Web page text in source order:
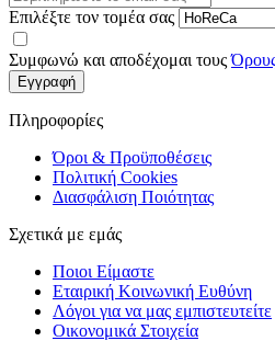
Επιλέξτε τον τομέα σας
Συμφωνώ και αποδέχομαι τους
Εγγραφή
Πληροφορίες
Όροι & Προϋποθέσεις
Πολιτική Cookies
Διασφάλιση Ποιότητας
Σχετικά με εμάς
Ποιοι Είμαστε
Εταιρική Κοινωνική Ευθύνη
Λόγοι για να μας εμπιστευτείτε
Οικονομικά Στοιχεία